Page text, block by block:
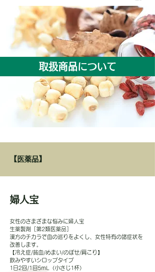
取扱商品について
婦人宝
女性のさまざまな悩みに婦人宝
生薬製剤［第2類医薬品］
漢方のチカラで血の巡りをよくし、女性特有の諸症状を
改善します。
【冷え症/貧血/めまい/のぼせ/肩こり】
飲みやすいシロップタイプ
1日2回/1回5mL（小さじ1杯）
【医薬品】